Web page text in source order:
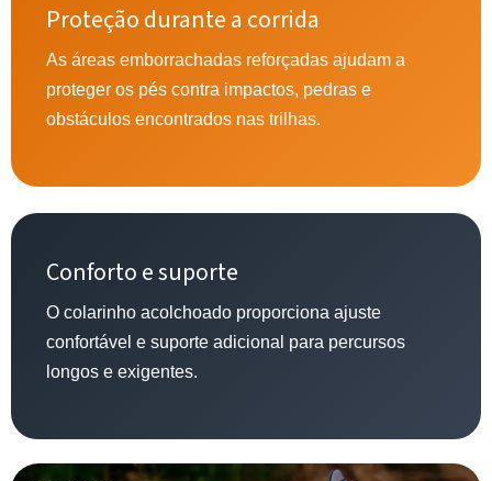
Proteção durante a corrida
As áreas emborrachadas reforçadas ajudam a
proteger os pés contra impactos, pedras e
obstáculos encontrados nas trilhas.
Conforto e suporte
O colarinho acolchoado proporciona ajuste
confortável e suporte adicional para percursos
longos e exigentes.